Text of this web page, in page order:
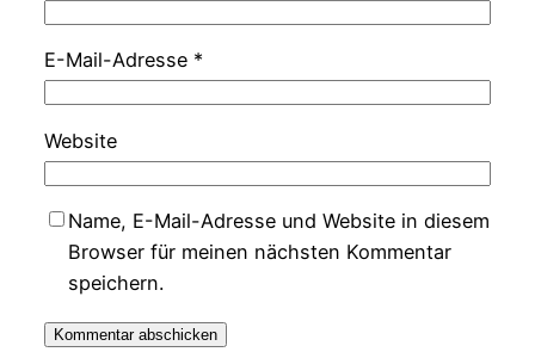
E-Mail-Adresse *
Website
Name, E-Mail-Adresse und Website in diesem
Browser für meinen nächsten Kommentar
speichern.